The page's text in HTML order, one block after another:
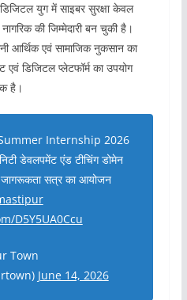
डिजिटल युग में साइबर सुरक्षा केवल
की जिम्मेदारी बन चुकी है।
आर्थिक एवं सामाजिक नुकसान का
डिजिटल प्लेटफॉर्म का उपयोग
है।
Internship 2026
डेवलपमेंट एंड टीचिंग डोमेन
जागरूकता सत्र का आयोजन
D5Y5UA0Ccu
Town
June 14, 2026